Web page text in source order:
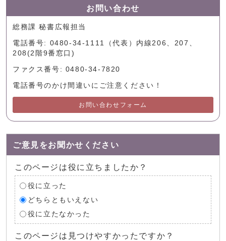
お問い合わせ
総務課 秘書広報担当
電話番号: 0480-34-1111（代表）内線206、207、
208(2階9番窓口)
ファクス番号: 0480-34-7820
電話番号のかけ間違いにご注意ください！
お問い合わせフォーム
ご意見をお聞かせください
このページは役に立ちましたか？
役に立った
どちらともいえない
役に立たなかった
このページは見つけやすかったですか？